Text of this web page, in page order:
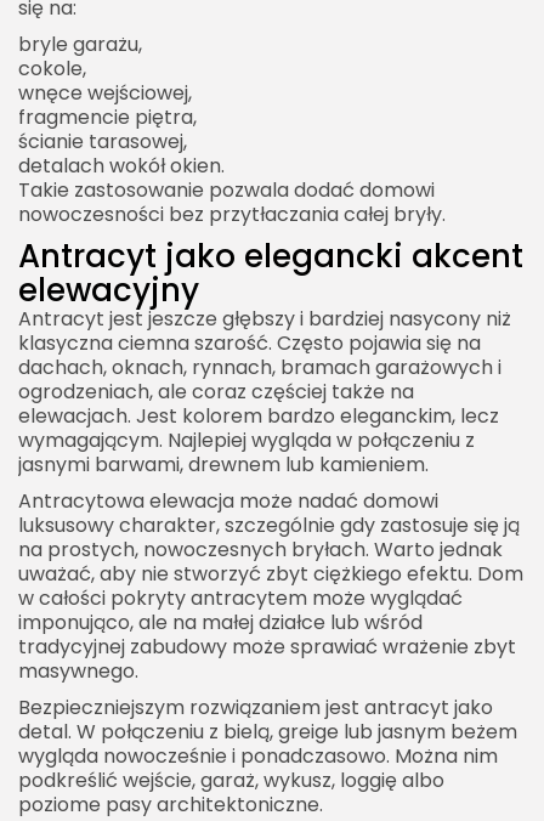
się na:
bryle garażu,
cokole,
wnęce wejściowej,
fragmencie piętra,
ścianie tarasowej,
detalach wokół okien.
Takie zastosowanie pozwala dodać domowi
nowoczesności bez przytłaczania całej bryły.
Antracyt jako elegancki akcent
elewacyjny
Antracyt jest jeszcze głębszy i bardziej nasycony niż
klasyczna ciemna szarość. Często pojawia się na
dachach, oknach, rynnach, bramach garażowych i
ogrodzeniach, ale coraz częściej także na
elewacjach. Jest kolorem bardzo eleganckim, lecz
wymagającym. Najlepiej wygląda w połączeniu z
jasnymi barwami, drewnem lub kamieniem.
Antracytowa elewacja może nadać domowi
luksusowy charakter, szczególnie gdy zastosuje się ją
na prostych, nowoczesnych bryłach. Warto jednak
uważać, aby nie stworzyć zbyt ciężkiego efektu. Dom
w całości pokryty antracytem może wyglądać
imponująco, ale na małej działce lub wśród
tradycyjnej zabudowy może sprawiać wrażenie zbyt
masywnego.
Bezpieczniejszym rozwiązaniem jest antracyt jako
detal. W połączeniu z bielą, greige lub jasnym beżem
wygląda nowocześnie i ponadczasowo. Można nim
podkreślić wejście, garaż, wykusz, loggię albo
poziome pasy architektoniczne.